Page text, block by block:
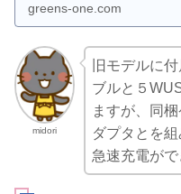
greens-one.com
midori
旧モデルに
ブルと５
ますが、同
ダプタとを
急速充電がで